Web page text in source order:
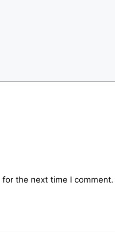
the next time I comment.